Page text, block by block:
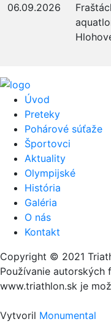
06.09.2026
Úvod
Preteky
Pohárové súťaže
Športovci
Aktuality
Olympijské
História
Galéria
O nás
Kontakt
Copyright © 2021
Používanie
www.triathlon.sk je
Vytvoril Monumental